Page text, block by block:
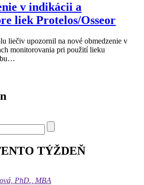
v indikácii a
liek Protelos/Osseor
liečiv upozornil na nové obmedzenie v
monitorovania pri použití lieku
TÝŽDEŇ
PhD., MBA